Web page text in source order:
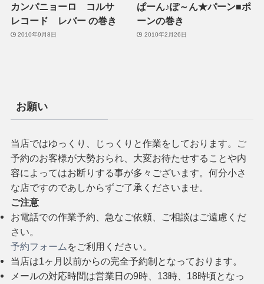
カンパニョーロ コルサ
レコード レバー の巻き
2010年9月8日
ぱーん♪ぽ～ん★パーン■ポ
ーンの巻き
2010年2月26日
お願い
当店ではゆっくり、じっくりと作業をしております。ご
予約のお客様が大勢おられ、大変お待たせすることや内
容によってはお断りする事が多々ございます。何分小さ
な店ですのであしからずご了承くださいませ。
ご注意
お電話での作業予約、急なご依頼、ご相談はご遠慮くだ
さい。
予約フォーム をご利用ください。
当店は1ヶ月以前からの完全予約制となっております。
メールの対応時間は営業日の9時、13時、18時頃となっ